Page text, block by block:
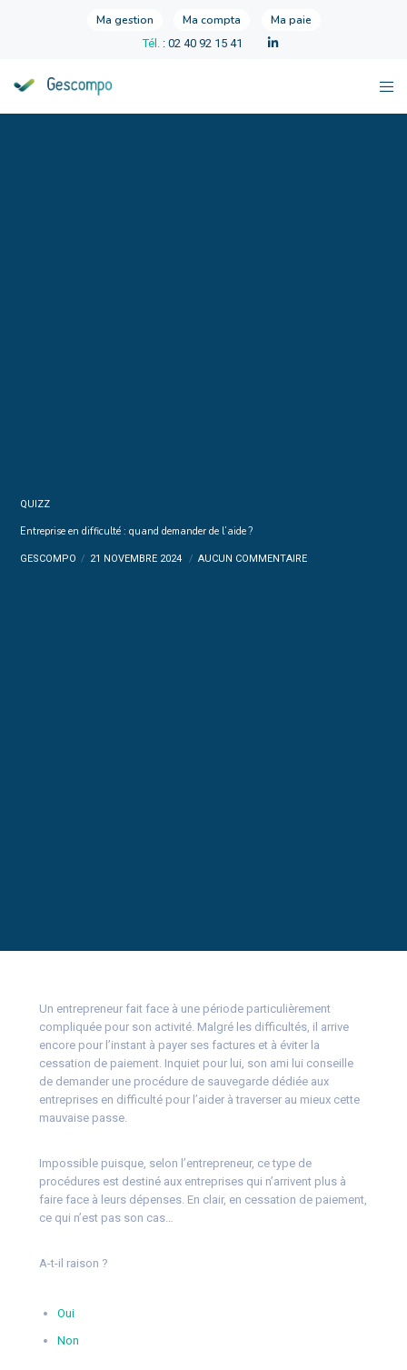
Ma gestion Ma compta Ma paie
Tél. : 02 40 92 15 41
QUIZZ
Entreprise en difficulté : quand demander de l’aide ?
GESCOMPO 21 NOVEMBRE 2024 AUCUN COMMENTAIRE
Un entrepreneur fait face à une période particulièrement
compliquée pour son activité. Malgré les difficultés, il arrive
encore pour l’instant à payer ses factures et à éviter la
cessation de paiement. Inquiet pour lui, son ami lui conseille
de demander une procédure de sauvegarde dédiée aux
entreprises en difficulté pour l’aider à traverser au mieux cette
mauvaise passe.
Impossible puisque, selon l’entrepreneur, ce type de
procédures est destiné aux entreprises qui n’arrivent plus à
faire face à leurs dépenses. En clair, en cessation de paiement,
ce qui n’est pas son cas…
A-t-il raison ?
Oui
Non